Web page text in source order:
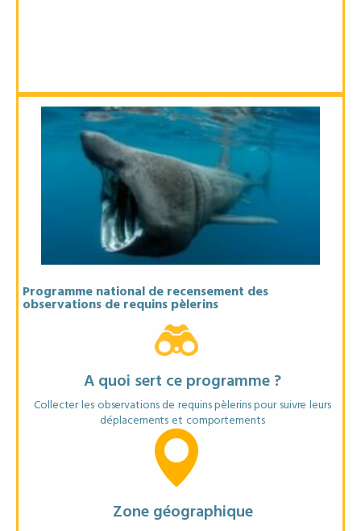
Programme national de recensement des
observations de requins pèlerins
A quoi sert ce programme ?
Collecter les observations de requins pèlerins pour suivre leurs
déplacements et comportements
Zone géographique
Objectifs
* Suivre la présence et les déplacements du requin pèlerin
* Comprendre ses zones de reproduction/alimentation
* Préserver une espèce vulnérable.
Matériel recommandé
Jumelles ou appareil photo (optionnel)
EN SAVOIR PLUS
FICHE ANNUAIRE